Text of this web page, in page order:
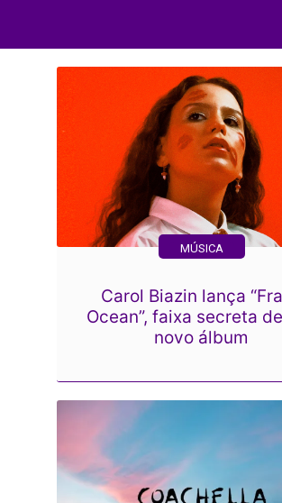
MÚSICA
Carol Biazin lança
Ocean”, faixa secreta
novo álbum